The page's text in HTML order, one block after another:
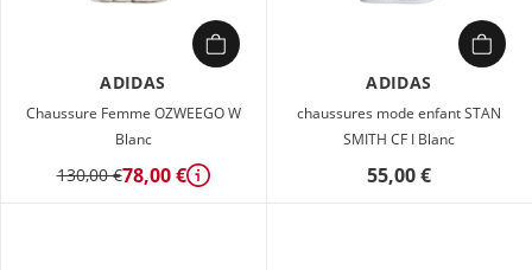
ADIDAS
Chaussure Femme OZWEEGO W
Blanc
130,00 €78,00 € Détails
ADIDAS
chaussures mode enfant STAN
SMITH CF I Blanc
55,00 €